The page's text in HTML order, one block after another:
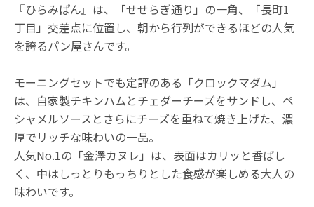
『ひらみぱん』は、「せせらぎ通り」の一角、「長町1
丁目」交差点に位置し、朝から行列ができるほどの人気
を誇るパン屋さんです。
モーニングセットでも定評のある「クロックマダム」
は、自家製チキンハムとチェダーチーズをサンドし、ペ
シャメルソースとさらにチーズを重ねて焼き上げた、濃
厚でリッチな味わいの一品。
人気No.1の「金澤カヌレ」は、表面はカリッと香ばし
く、中はしっとりもっちりとした食感が楽しめる大人の
味わいです。